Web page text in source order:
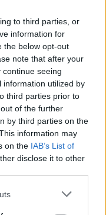
to third parties, or
information for
the below opt-out
note that after your
seeing
information utilized by
third parties prior to
of the further
by third parties on the
information may
on the IAB’s List of
disclose it to other
one or more Google
de feleségével
rá.
ennek ellenére
Prue
nélküli
el nem
valami hirtelen
elmehetnek a
elég pénzünk.